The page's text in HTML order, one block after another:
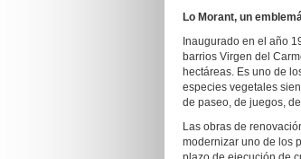
Lo Morant, un
Inaugurado en el año
barrios Virgen del
hectáreas. Es uno de
especies vegetales
de paseo, de juegos,
Las obras de
modernizar uno de los